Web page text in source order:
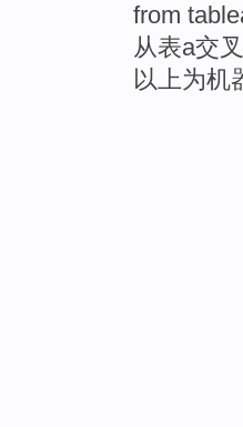
from
从表a交
以上为机